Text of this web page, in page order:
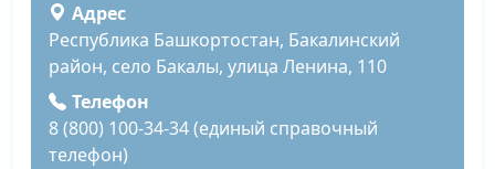
Адрес
Республика Башкортостан, Бакалинский
район, село Бакалы, улица Ленина, 110
Телефон
8 (800) 100-34-34 (единый справочный
телефон)